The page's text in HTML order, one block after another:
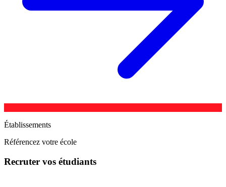
Établissements
Référencez votre école
Recruter vos étudiants